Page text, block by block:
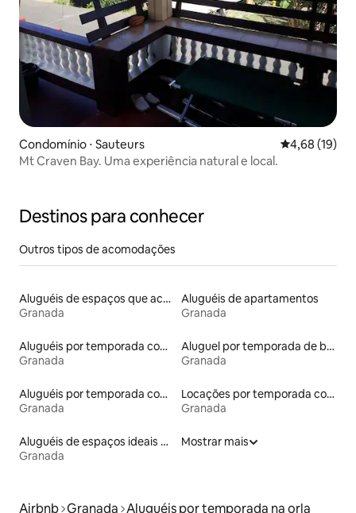
Condomínio ⋅ Sauteurs 4,68 de uma
4,68 (19)
Mt Craven Bay. Uma experiência natural e local.
Destinos para conhecer
Outros tipos de acomodações
Aluguéis de espaços que aceitam animais de estimação
Granada
Aluguéis de apartamentos
Granada
Aluguéis por temporada com acesso ao lago
Granada
Aluguel por temporada de barcos
Granada
Aluguéis por temporada com acesso à praia
Granada
Locações por temporada com piscina
Granada
Aluguéis de espaços ideais para famílias
Granada
Mostrar mais
Airbnb Granada Aluguéis por temporada na orla